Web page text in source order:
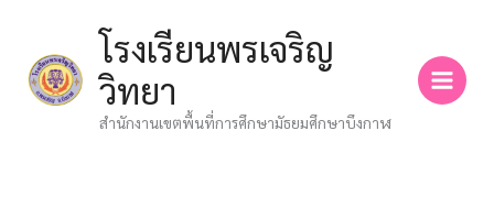
content
โรงเรียนพรเจริญ
วิทยา
สำนักงานเขตพื้นที่การศึกษามัธยมศึกษาบึงกาฬ